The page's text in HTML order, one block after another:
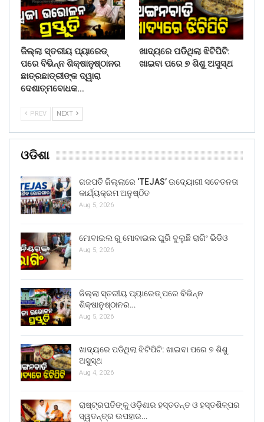
ଜିଲ୍ଲା ସ୍ତରୀୟ ପ୍ୟାରେଡ୍
ପରେ ବିଭିନ୍ନ ଶିକ୍ଷାନୁଷ୍ଠାନର
ଛାତ୍ରଛାତ୍ରୀଙ୍କ ଦ୍ୱାରା
ଦେଶାତ୍ମବୋଧକ…
ଖାଦ୍ୟରେ ପଡିଥିଲା ଝିଟିପିଟି:
ଖାଇବା ପରେ ୭ ଶିଶୁ ଅସୁସ୍ଥ
PREV NEXT
ଓଡିଶା
ଗଜପତି ଜିଲ୍ଲାରେ ‘TEJAS’ ଉଦ୍ୟୋଗୀ ସଚେତନତା
କାର୍ଯ୍ୟକ୍ରମ ଅନୁଷ୍ଠିତ
Aug 5, 2026
ମୋବାଇଲ ରୁ ମୋବାଇଲ ଘୁରି ବୁଲୁଛି ରାଗିଂ ଭିଡିଓ
Aug 5, 2026
ଜିଲ୍ଲା ସ୍ତରୀୟ ପ୍ୟାରେଡ୍ ପରେ ବିଭିନ୍ନ
ଶିକ୍ଷାନୁଷ୍ଠାନର…
Aug 5, 2026
ଖାଦ୍ୟରେ ପଡିଥିଲା ଝିଟିପିଟି: ଖାଇବା ପରେ ୭ ଶିଶୁ
ଅସୁସ୍ଥ
Aug 4, 2026
ରାଷ୍ଟ୍ରପତିଙ୍କୁ ଓଡ଼ିଶାର ହସ୍ତତନ୍ତ ଓ ହସ୍ତଶିଳ୍ପର
ସ୍ୱତନ୍ତ୍ର ଉପହାର…